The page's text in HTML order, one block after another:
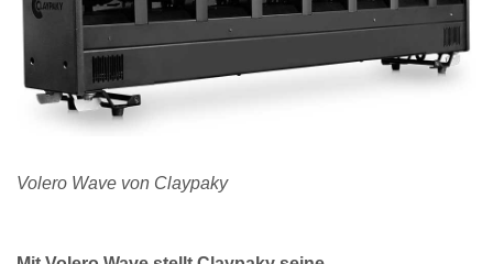
Volero Wave von Claypaky